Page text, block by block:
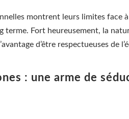
montrent leurs limites face
terme. Fort heureusement, la
d’être respectueuses de
: une arme de